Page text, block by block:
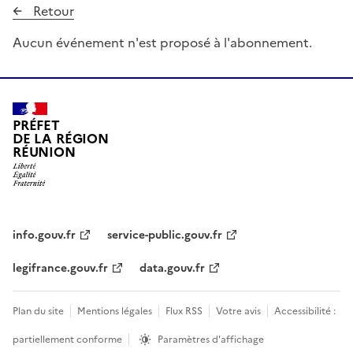
Retour
Aucun événement n'est proposé à l'abonnement.
PRÉFET
DE LA RÉGION
RÉUNION
info.gouv.fr
service-public.gouv.fr
legifrance.gouv.fr
data.gouv.fr
Plan du site Mentions légales Flux RSS Votre avis
Accessibilité :
partiellement conforme
Paramètres d'affichage